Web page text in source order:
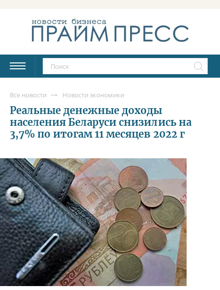
Все новости Новости экономики
Реальные денежные доходы
населения Беларуси снизились на
3,7% по итогам 11 месяцев 2022 г